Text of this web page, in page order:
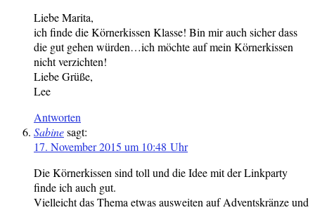
Liebe Marita,
ich finde die Körnerkissen Klasse! Bin mir auch sicher dass
die gut gehen würden…ich möchte auf mein Körnerkissen
nicht verzichten!
Liebe Grüße,
Lee
Antworten
Sabinesagt:
17. November 2015 um 10:48 Uhr
Die Körnerkissen sind toll und die Idee mit der Linkparty
finde ich auch gut.
Vielleicht das Thema etwas ausweiten auf Adventskränze und